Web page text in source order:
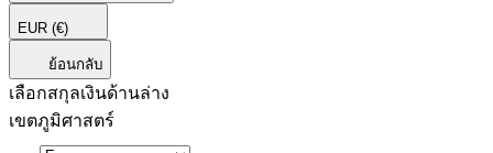
EUR (€)
ย้อนกลับ
เลือกสกุลเงินด้านล่าง
เขตภูมิศาสตร์